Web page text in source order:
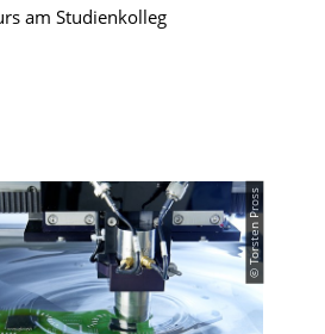
am Studienkolleg
© Torsten Pross